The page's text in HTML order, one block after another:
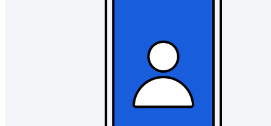
Funzionalità principali dei piani personali